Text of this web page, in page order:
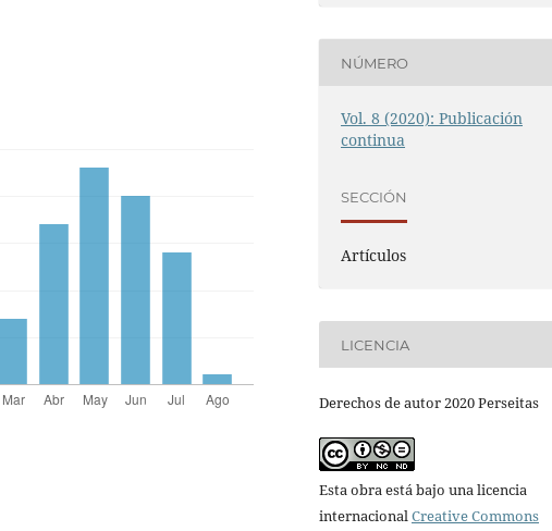
NÚMERO
Vol. 8 (2020): Publicación
continua
SECCIÓN
Artículos
LICENCIA
Derechos de autor 2020 Perseitas
Esta obra está bajo una licencia
internacionalCreative Commons